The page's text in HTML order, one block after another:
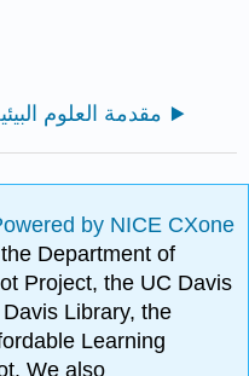
1: مقدمة العلوم
by NICE CXone
Department of
Project, the UC Davis
Library, the
Learning
We also